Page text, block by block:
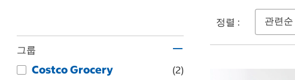
그룹
Costco Grocery (2)
정렬 :